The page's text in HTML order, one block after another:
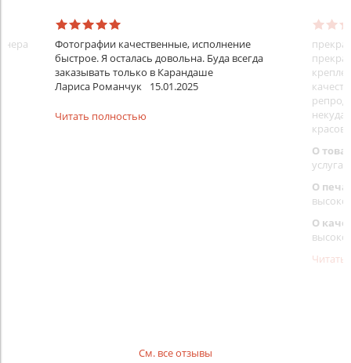
Фотографии качественные, исполнение
быстрое. Я осталась довольна. Буда всегда
заказывать только в Карандаше
Лариса Романчук
15.01.2025
Читать полностью
О
услуга
О
О
Читать
См. все отзывы